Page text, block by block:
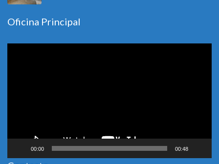
Oficina Principal
00:00 00:48